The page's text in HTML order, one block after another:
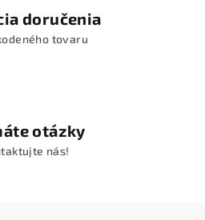
doručenia
tovaru
otázky
nás!